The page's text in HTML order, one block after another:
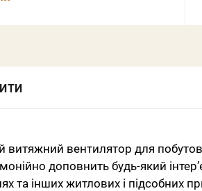
втулка
побутовий
витяжний вентилятор для
доповнить будь-який
та інших житлових і підсобних